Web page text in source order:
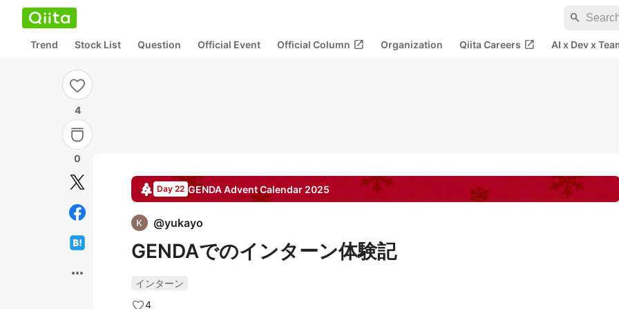
search
Trend Stock List Question Official Event Official Column open_in_new Organization Qiita Careers open_in_new AI x Dev x
4
0
more_horiz
Day 22 GENDAAdvent Calendar 2025
@yukayo
GENDAでのインターン体験記
インターン
4